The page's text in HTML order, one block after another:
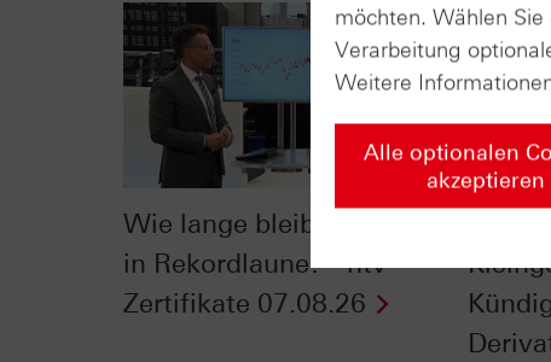
Wie lange bleibt der DAX®
in Rekordlaune? - ntv
Zertifikate 07.08.26
möchten. Wählen
Verarbeitung
Weitere
Alle optionalen
akzeptieren